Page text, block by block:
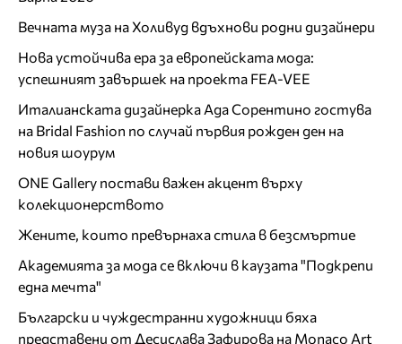
Вечната муза на Холивуд вдъхнови родни дизайнери
Нова устойчива ера за европейската мода:
успешният завършек на проекта FEA-VEE
Италианската дизайнерка Ада Сорентино гостува
на Bridal Fashion по случай първия рожден ден на
новия шоурум
ONE Gallery постави важен акцент върху
колекционерството
Жените, които превърнаха стила в безсмъртие
Академията за мода се включи в каузата "Подкрепи
една мечта"
Български и чуждестранни художници бяха
представени от Десислава Зафирова на Monaco Art